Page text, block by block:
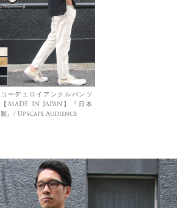
コーデュロイアンクルパンツ
【MADE IN JAPAN】『日本
製』/ Upscape Audience